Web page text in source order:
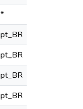
*
pt_BR
pt_BR
pt_BR
pt_BR